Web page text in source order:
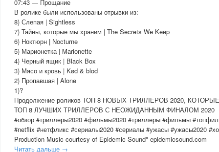
07:43 — Прощание
В ролике были использованы отрывки из:
8) Слепая | Sightless
7) Тайны, которые мы храним | The Secrets We Keep
6) Ноктюрн | Nocturne
5) Марионетка | Marionette
4) Черный ящик | Black Box
3) Мясо и кровь | Kød & blod
2) Пропавшая | Alone
1)?
Продолжение роликов ТОП 8 НОВЫХ ТРИЛЛЕРОВ 2020,
ТОП 8 ЛУЧШИХ ТРИЛЛЕРОВ С НЕОЖИДАННЫМ ФИНАЛОМ 2020
#обзор #триллеры2020 #фильмы2020 #триллеры #фильмы
#netflix #нетфликс #сериалы2020 #сериалы #ужасы #ужасы2020
Production Music courtesy of Epidemic Sound" epidemicsound.com
Читать дальше →